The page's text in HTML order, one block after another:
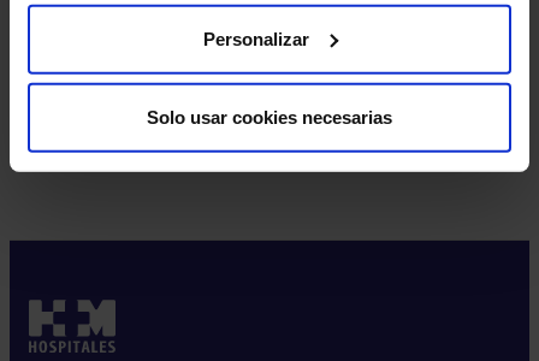
Personalizar
Solo usar cookies necesarias
Pedir cita